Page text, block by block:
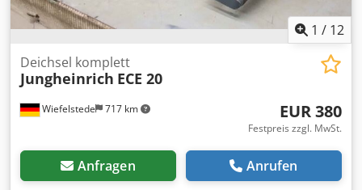
1 / 12
Wiefelstede 717 km
Deichsel komplett
Jungheinrich ECE 20
EUR 380
Festpreis zzgl. MwSt.
Anfragen Anrufen